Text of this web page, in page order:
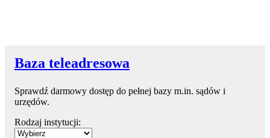
Baza teleadresowa
Sprawdź darmowy dostęp do pełnej bazy m.in. sądów i
urzędów.
Rodzaj instytucji: